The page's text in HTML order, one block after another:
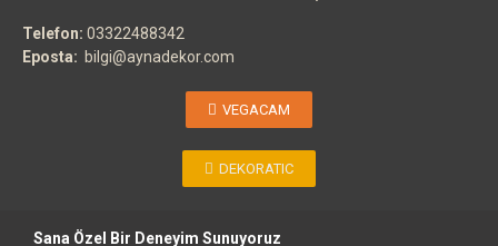
Telefon: 03322488342
Eposta: bilgi@aynadekor.com
VEGACAM
DEKORATIC
Sana Özel Bir Deneyim Sunuyoruz